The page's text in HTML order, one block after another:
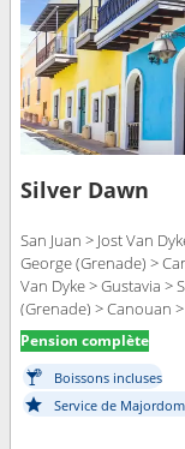
Silver Dawn
San Juan > Jost Van
George (Grenade) >
Van Dyke > Gustavia >
(Grenade) > Canouan
Pension complète
Boissons incluses
Service de